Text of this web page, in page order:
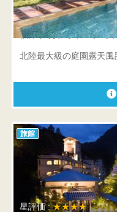
芦原温泉 清風荘
福井県 あわら市温泉3丁
北陸最大級の庭園露天
旅館
星評価 :★★★★